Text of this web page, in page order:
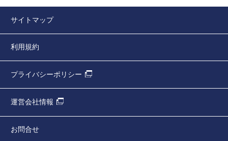
サイトマップ
利用規約
プライバシーポリシー
運営会社情報
お問合せ